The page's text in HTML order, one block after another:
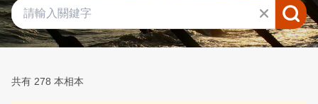
塊
共有 278 本相本